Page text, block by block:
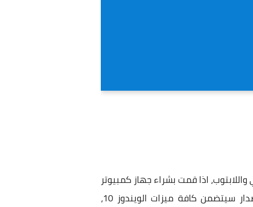
الكمبيوتر المكتبي واللابتوب، اذا قمت بشراء جهاز كمبيوتر
جديد تابع لمايكروسوفت سيحتوي افتراضيا على الاصدار Windows 10 Home. هذا الاصدار سيتضمن كافة ميزات الويندوز 10،